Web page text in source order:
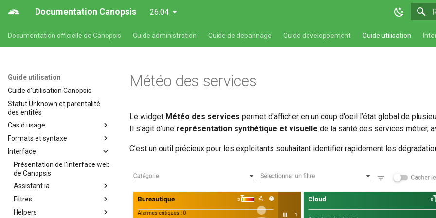
Documentation Canopsis 26.04
Documentation officielle de Canopsis Guide administration Guide de depannage Guide developpement Guide utilisation
Guide utilisation
Guide d'utilisation Canopsis
Statut Unknown et parentalité
des entités
Cas d usage
Cas d'usages fonctionnels
Canopsis
Affichage de consignes
Alarmes et indicateurs
Comportements périodiques
Création de tickets dans Itop à
la récéption d'une alarme
Formats et syntaxe
Formats et syntaxe propres
aux composants Canopsis
Format des expressions
régulières Canopsis
Format des temps des alarmes
Format de syntaxe des
Interface
Présentation de l'interface web
de Canopsis
Assistant ia
Assistant IA
Filtres
Patterns (ou filtres) dans
Helpers
Météo des services
Le widget Météo des services permet d'afficher en un coup d'oeil l’état global de
Il s’agit d’une représentation synthétique et visuelle de la santé des services métier,
C’est un outil précieux pour les exploitants souhaitant identifier rapidement les